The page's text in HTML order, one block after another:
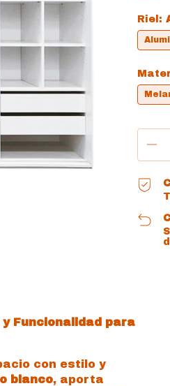
Riel:
y Funcionalidad para
con estilo y
blanco, aporta